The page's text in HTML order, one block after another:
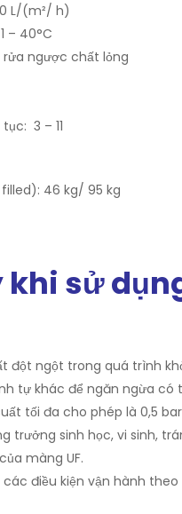
L/(m²/ h)
– 40°C
rửa ngược chất lỏng
3 – 11
46 kg/ 95 kg
khi sử
đột ngột trong quá trình
tự khác để ngăn ngừa có
tối đa cho phép là 0,5
trưởng sinh học, vi sinh,
màng UF.
điều kiện vận hành theo